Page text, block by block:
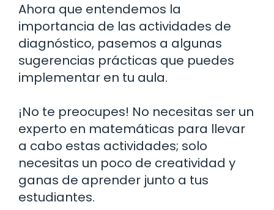
Ahora que entendemos la
importancia de las actividades de
diagnóstico, pasemos a algunas
sugerencias prácticas que puedes
implementar en tu aula.
¡No te preocupes! No necesitas ser un
experto en matemáticas para llevar
a cabo estas actividades; solo
necesitas un poco de creatividad y
ganas de aprender junto a tus
estudiantes.